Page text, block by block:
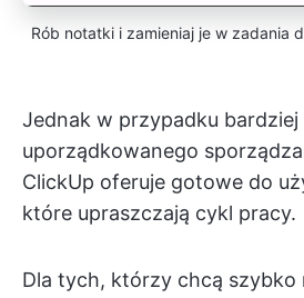
Rób notatki i zamieniaj je w zadania
Jednak w przypadku bardziej
uporządkowanego
ClickUp oferuje gotowe do
które upraszczają cykl pracy.
Dla tych, którzy chcą szybko